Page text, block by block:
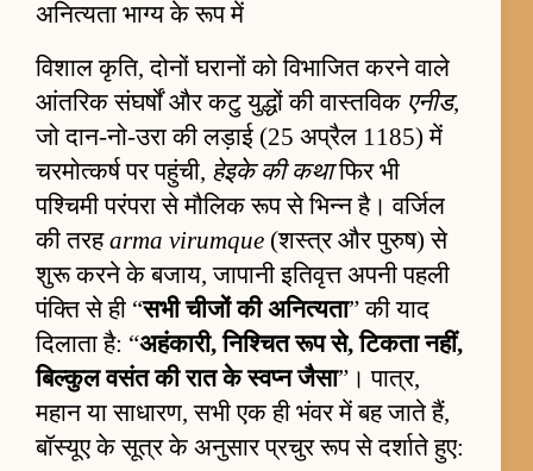
अनित्यता भाग्य के रूप में
विशाल कृति, दोनों घरानों को विभाजित करने वाले
आंतरिक संघर्षों और कटु युद्धों की वास्तविक एनीड,
जो दान-नो-उरा की लड़ाई (25 अप्रैल 1185) में
चरमोत्कर्ष पर पहुंची, हेइके की कथाफिर भी
पश्चिमी परंपरा से मौलिक रूप से भिन्न है। वर्जिल
की तरहarma virumque (शस्त्र और पुरुष) से
शुरू करने के बजाय, जापानी इतिवृत्त अपनी पहली
पंक्ति से ही “सभी चीजों की अनित्यता” की याद
दिलाता है: “अहंकारी, निश्चित रूप से, टिकता नहीं,
बिल्कुल वसंत की रात के स्वप्न जैसा”। पात्र,
महान या साधारण, सभी एक ही भंवर में बह जाते हैं,
बॉस्यूए के सूत्र के अनुसार प्रचुर रूप से दर्शाते हुए: